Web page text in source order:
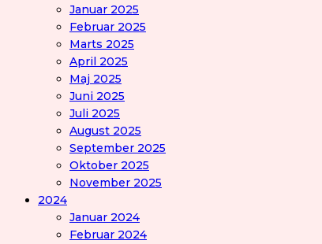
Januar 2025
Februar 2025
Marts 2025
April 2025
Maj 2025
Juni 2025
Juli 2025
August 2025
September 2025
Oktober 2025
November 2025
2024
Januar 2024
Februar 2024